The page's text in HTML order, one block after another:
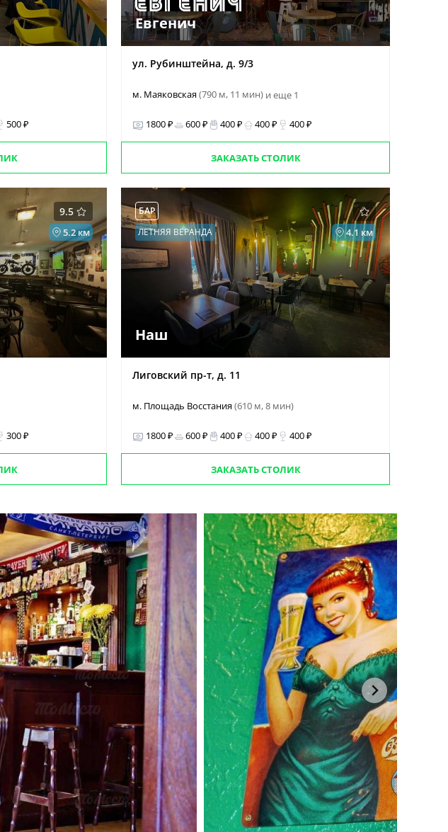
500 ₽
Евгенич
ул. Рубинштейна, д. 9/3
м. Маяковская(790 м, 11 мин) и еще 1
1800 ₽ 600 ₽ 400 ₽ 400 ₽ 400 ₽
ЗАКАЗАТЬ СТОЛИК
9.5
5.2 км
300 ₽
БАР
4.1 км
ЛЕТНЯЯ ВЕРАНДА
Наш
Лиговский пр-т, д. 11
м. Площадь Восстания(610 м, 8 мин)
1800 ₽ 600 ₽ 400 ₽ 400 ₽ 400 ₽
ЗАКАЗАТЬ СТОЛИК